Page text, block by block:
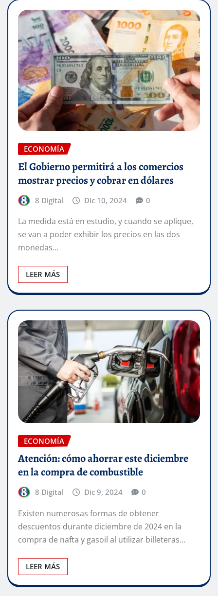
ECONOMÍA
El Gobierno permitirá a los comercios
mostrar precios y cobrar en dólares
8 Digital Dic 10, 2024 0
La medida está en estudio, y cuando se aplique,
se van a poder exhibir los precios en las dos
monedas…
LEER MÁS
ECONOMÍA
Atención: cómo ahorrar este diciembre
en la compra de combustible
8 Digital Dic 9, 2024 0
Existen numerosas formas de obtener
descuentos durante diciembre de 2024 en la
compra de nafta y gasoil al utilizar billeteras…
LEER MÁS